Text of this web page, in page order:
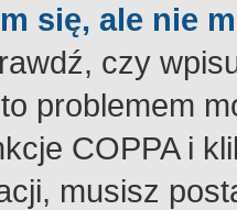
się, ale nie
czy
problemem
COPPA i
musisz